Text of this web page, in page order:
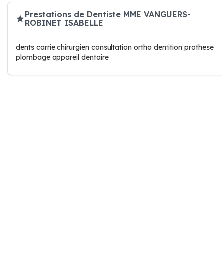
Prestations de Dentiste MME VANGUERS-
ROBINET ISABELLE
dents carrie chirurgien consultation ortho dentition prothese
plombage appareil dentaire